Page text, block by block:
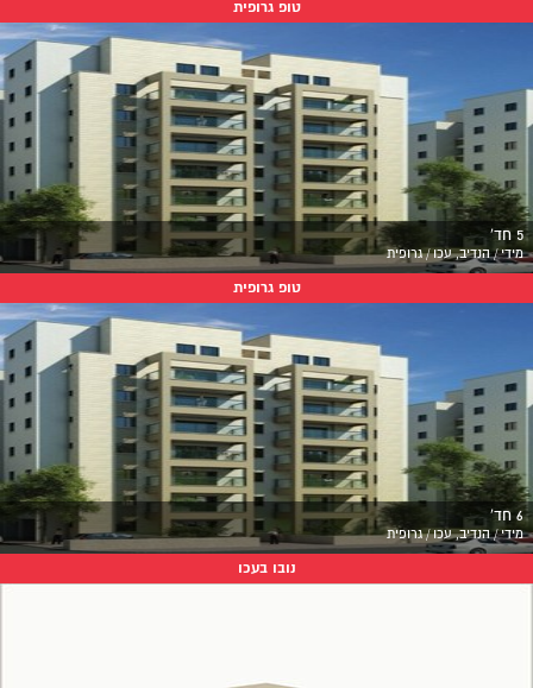
טופ גרופית
5 חד'
מידי / הנדיב, עכו / גרופית
טופ גרופית
6 חד'
מידי / הנדיב, עכו / גרופית
נובו בעכו